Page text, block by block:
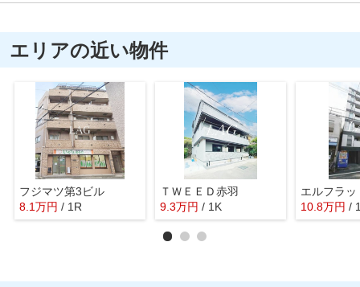
エリアの近い物件
フジマツ第3ビル
8.1万円 / 1R
ＴＷＥＥＤ赤羽
9.3万円 / 1K
エルフラッ
10.8万円 /